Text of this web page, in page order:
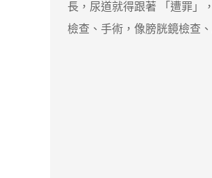
長，尿道就得跟著 「遭罪」
檢查、手術，像膀胱鏡檢查